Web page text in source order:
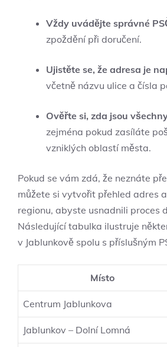
Vždy uvádějte správné
zpoždění při doručení.
Ujistěte se, že adresa je
včetně názvu ulice a čísla
Ověřte si, zda jsou
zejména pokud zasíláte
vzniklých oblastí města.
Pokud se vám zdá, že neznáte
můžete si vytvořit přehled adres
regionu, abyste usnadnili proces
Následující tabulka ilustruje
v Jablunkově spolu s příslušným
Místo
Centrum Jablunkova
Jablunkov – Dolní Lomná